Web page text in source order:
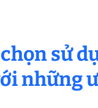
sử
những